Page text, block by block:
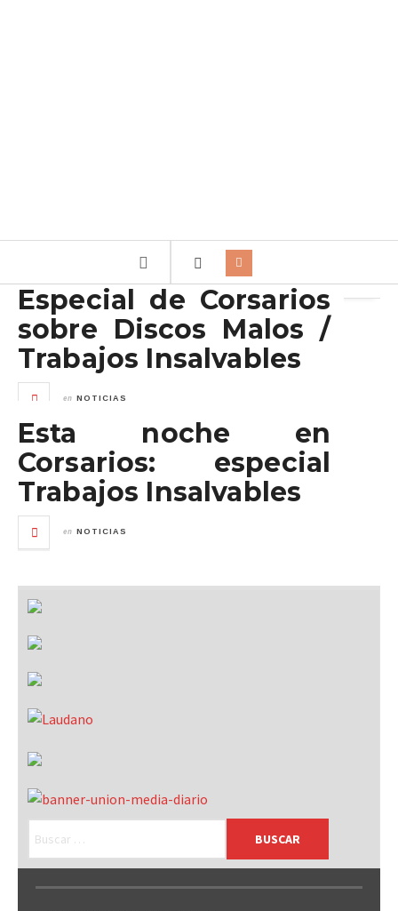
trabajos insalvables
Especial de Corsarios
sobre Discos Malos /
Trabajos Insalvables
en NOTICIAS
Esta noche en
Corsarios: especial
Trabajos Insalvables
en NOTICIAS